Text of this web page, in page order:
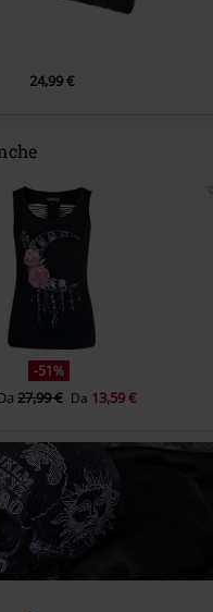
24,99 €
-51%
27,99 € Da 13,59 €